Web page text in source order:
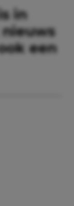
in
een